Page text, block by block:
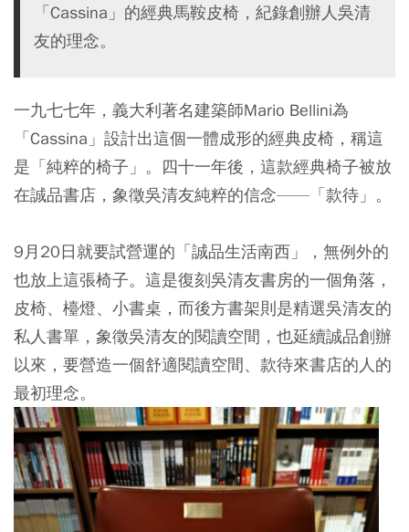
「Cassina」的經典馬鞍皮椅，紀錄創辦人吳清
友的理念。
一九七七年，義大利著名建築師Mario Bellini為
「Cassina」設計出這個一體成形的經典皮椅，稱這
是「純粹的椅子」。四十一年後，這款經典椅子被放
在誠品書店，象徵吳清友純粹的信念——「款待」。
9月20日就要試營運的「誠品生活南西」，無例外的
也放上這張椅子。這是復刻吳清友書房的一個角落，
皮椅、檯燈、小書桌，而後方書架則是精選吳清友的
私人書單，象徵吳清友的閱讀空間，也延續誠品創辦
以來，要營造一個舒適閱讀空間、款待來書店的人的
最初理念。